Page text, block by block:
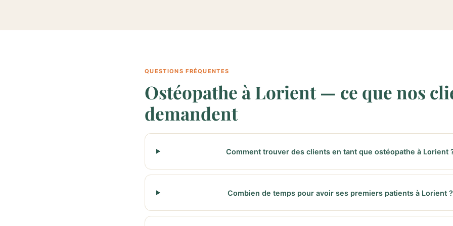
QUESTIONS FRÉQUENTES
Ostéopathe à Lorient — ce que nos
demandent
Comment trouver des clients en tant que ostéopathe à Lorient
Combien de temps pour avoir ses premiers patients à Lorient ?